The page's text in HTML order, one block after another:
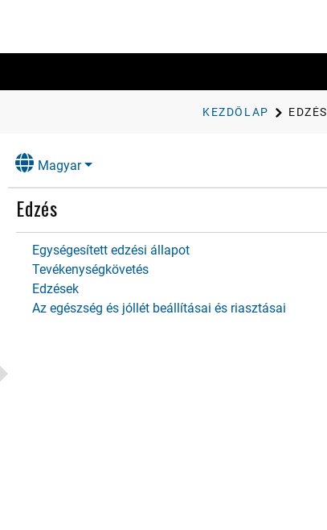
KEZDŐLAP EDZÉS
Magyar
Edzés
Egységesített edzési állapot
Tevékenységkövetés
Edzések
Az egészség és jóllét beállításai és riasztásai